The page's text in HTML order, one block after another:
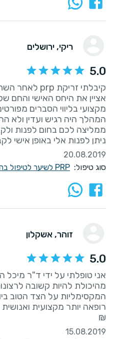
ריקי, ירושלים
5.0
אציין את היחס האישי והחם
ניתן לפנות אלי באופן אישי
20.08.2019
סוג טיפול: PRP לשיער לטיפול בהתקרחות
זוהר, אשקלון
5.0
אני טופלתי על ידי ד"ר
מהיכולת להיות קשובה
המקסימליות על הצד הטוב
רופאה יותר מקצועית
₪
15.08.2019